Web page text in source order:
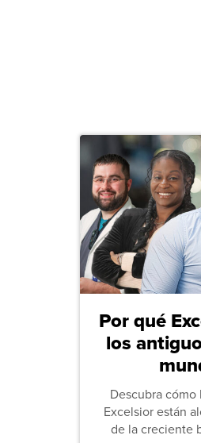
Por qué
los
Descubra
Excelsior están
de la creciente